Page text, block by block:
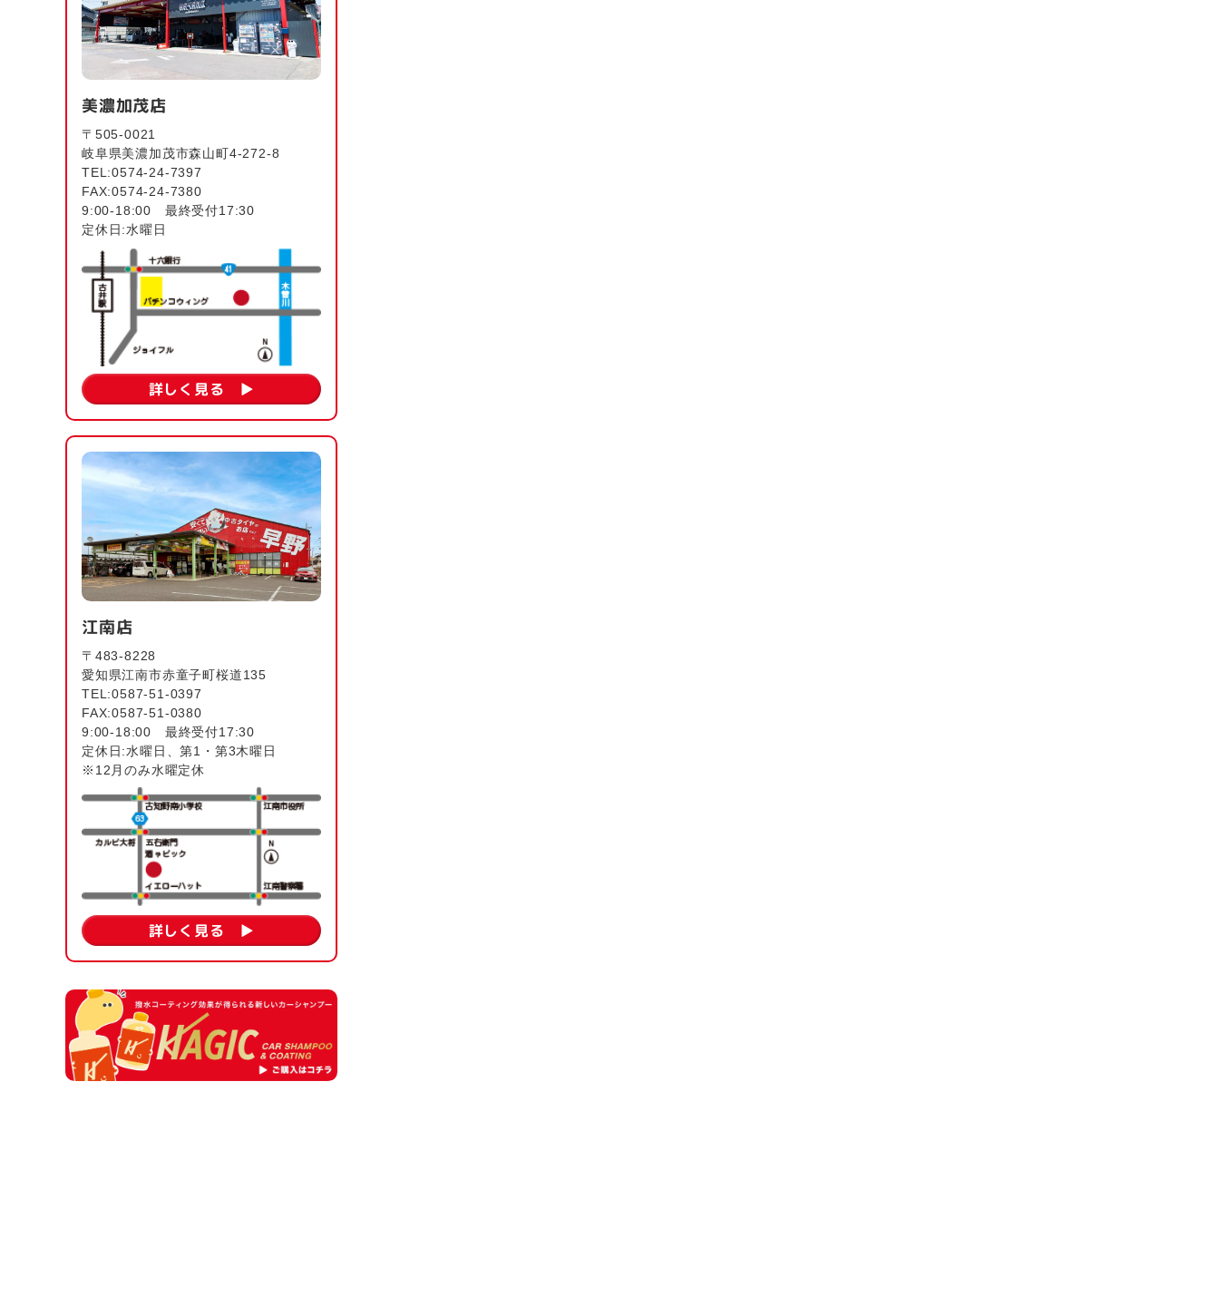
美濃加茂店
〒505-0021
岐阜県美濃加茂市森山町4-272-8
TEL:0574-24-7397
FAX:0574-24-7380
9:00-18:00 最終受付17:30
定休日:水曜日
詳しく見る
江南店
〒483-8228
愛知県江南市赤童子町桜道135
TEL:0587-51-0397
FAX:0587-51-0380
9:00-18:00 最終受付17:30
定休日:水曜日、第1・第3木曜日
※12月のみ水曜定休
詳しく見る